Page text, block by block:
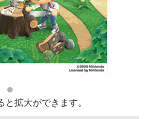
拡大ができます。